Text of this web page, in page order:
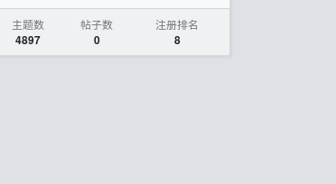
主题数
4897
帖子数
0
注册排名
8